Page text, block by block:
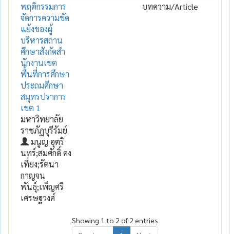
พฤติกรรมการ
จัดการความขัด
แย้งของผู้
บริหารสถาน
ศึกษาสังกัดสํา
นักงานเขต
พื้นที่การศึกษา
ประถมศึกษา
สมุทรปราการ
เขต 1
มหาวิทยาลัย
ราชภัฏบุรีรัมย์
มนูญ อุตริ
นทร์;สมศักดิ์ คง
เที่ยง;รัตนา
กาญจน
พันธุ์;เพ็ญศรี
เศรษฐวงศ์
บทความ/Article
Showing 1 to 2 of 2 entries